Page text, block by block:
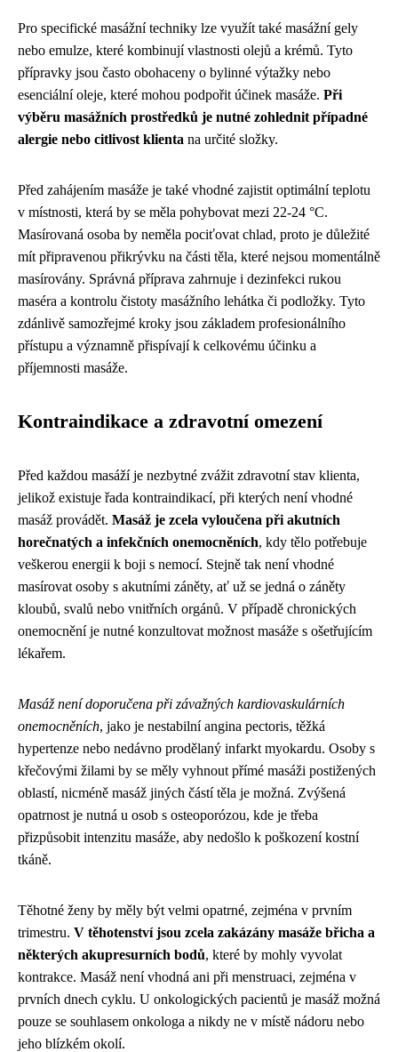
Pro specifické masážní techniky lze využít také masážní gely
nebo emulze, které kombinují vlastnosti olejů a krémů. Tyto
přípravky jsou často obohaceny o bylinné výtažky nebo
esenciální oleje, které mohou podpořit účinek masáže. Při
výběru masážních prostředků je nutné zohlednit případné
alergie nebo citlivost klienta na určité složky.
Před zahájením masáže je také vhodné zajistit optimální teplotu
v místnosti, která by se měla pohybovat mezi 22-24 °C.
Masírovaná osoba by neměla pociťovat chlad, proto je důležité
mít připravenou přikrývku na části těla, které nejsou momentálně
masírovány. Správná příprava zahrnuje i dezinfekci rukou
maséra a kontrolu čistoty masážního lehátka či podložky. Tyto
zdánlivě samozřejmé kroky jsou základem profesionálního
přístupu a významně přispívají k celkovému účinku a
příjemnosti masáže.
Kontraindikace a zdravotní omezení
Před každou masáží je nezbytné zvážit zdravotní stav klienta,
jelikož existuje řada kontraindikací, při kterých není vhodné
masáž provádět. Masáž je zcela vyloučena při akutních
horečnatých a infekčních onemocněních, kdy tělo potřebuje
veškerou energii k boji s nemocí. Stejně tak není vhodné
masírovat osoby s akutními záněty, ať už se jedná o záněty
kloubů, svalů nebo vnitřních orgánů. V případě chronických
onemocnění je nutné konzultovat možnost masáže s ošetřujícím
lékařem.
Masáž není doporučena při závažných kardiovaskulárních
onemocněních, jako je nestabilní angina pectoris, těžká
hypertenze nebo nedávno prodělaný infarkt myokardu. Osoby s
křečovými žilami by se měly vyhnout přímé masáži postižených
oblastí, nicméně masáž jiných částí těla je možná. Zvýšená
opatrnost je nutná u osob s osteoporózou, kde je třeba
přizpůsobit intenzitu masáže, aby nedošlo k poškození kostní
tkáně.
Těhotné ženy by měly být velmi opatrné, zejména v prvním
trimestru. V těhotenství jsou zcela zakázány masáže břicha a
některých akupresurních bodů, které by mohly vyvolat
kontrakce. Masáž není vhodná ani při menstruaci, zejména v
prvních dnech cyklu. U onkologických pacientů je masáž možná
pouze se souhlasem onkologa a nikdy ne v místě nádoru nebo
jeho blízkém okolí.